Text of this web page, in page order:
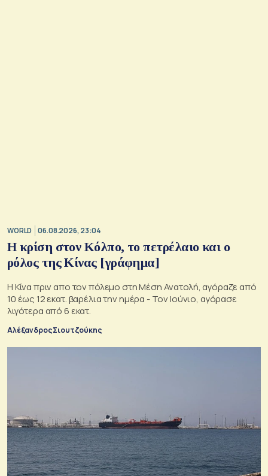
WORLD 06.08.2026, 23:04
Η κρίση στoν Κόλπο, το πετρέλαιο και ο
ρόλος της Κίνας [γράφημα]
Η Κίνα πριν απο τον πόλεμο στη Μέση Ανατολή, αγόραζε από
10 έως 12 εκατ. βαρέλια την ημέρα - Τον Ιούνιο, αγόρασε
λιγότερα από 6 εκατ.
Αλέξανδρος Σιουτζούκης